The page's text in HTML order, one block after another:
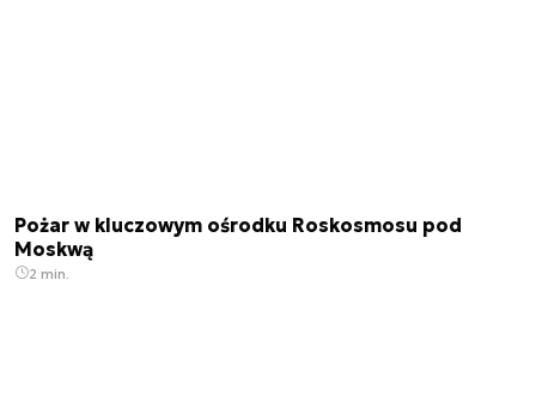
Pożar w kluczowym ośrodku Roskosmosu pod
Moskwą
2 min.